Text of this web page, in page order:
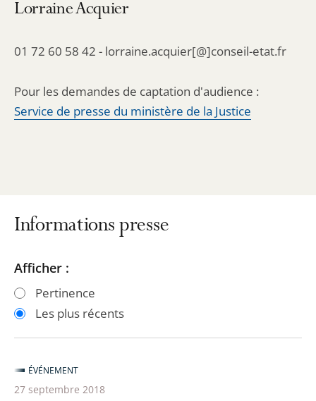
Lorraine Acquier
01 72 60 58 42 - lorraine.acquier[@]conseil-etat.fr
Pour les demandes de captation d'audience :
Service de presse du ministère de la Justice
Informations presse
Passer
les
filtres
après
Passer
les
filtres
avant
Afficher :
Pertinence
Les plus récents
ÉVÉNEMENT
27 septembre 2018